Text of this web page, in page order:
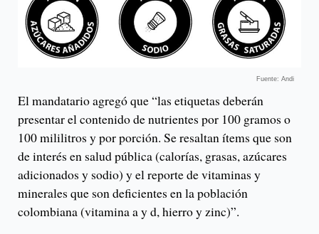
Fuente: Andi
El mandatario agregó que “las etiquetas deberán
presentar el contenido de nutrientes por 100 gramos o
100 mililitros y por porción. Se resaltan ítems que son
de interés en salud pública (calorías, grasas, azúcares
adicionados y sodio) y el reporte de vitaminas y
minerales que son deficientes en la población
colombiana (vitamina a y d, hierro y zinc)”.